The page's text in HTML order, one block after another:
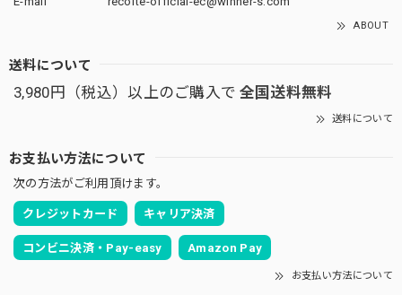
ABOUT
送料について
3,980円（税込）以上のご購入で 全国送料無料
送料について
お支払い方法について
次の方法がご利用頂けます。
クレジットカード キャリア決済
コンビニ決済・Pay-easy Amazon Pay
お支払い方法について